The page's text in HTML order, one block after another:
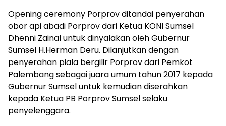
Opening ceremony Porprov ditandai penyerahan
obor api abadi Porprov dari Ketua KONI Sumsel
Dhenni Zainal untuk dinyalakan oleh Gubernur
Sumsel H.Herman Deru. Dilanjutkan dengan
penyerahan piala bergilir Porprov dari Pemkot
Palembang sebagai juara umum tahun 2017 kepada
Gubernur Sumsel untuk kemudian diserahkan
kepada Ketua PB Porprov Sumsel selaku
penyelenggara.